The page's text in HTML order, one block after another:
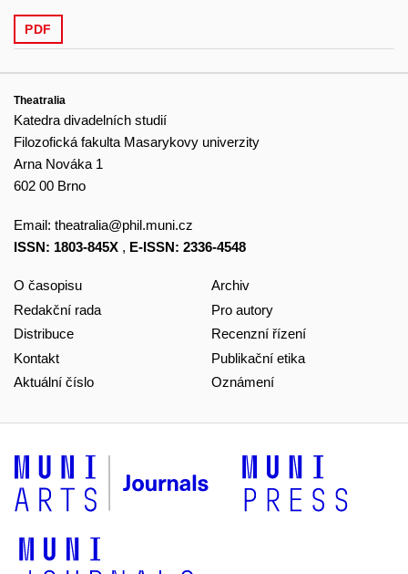
PDF
Theatralia
Katedra divadelních studií
Filozofická fakulta Masarykovy univerzity
Arna Nováka 1
602 00 Brno
Email: theatralia@phil.muni.cz
ISSN: 1803-845X , E-ISSN: 2336-4548
O časopisu
Redakční rada
Distribuce
Kontakt
Aktuální číslo
Archiv
Pro autory
Recenzní řízení
Publikační etika
Oznámení